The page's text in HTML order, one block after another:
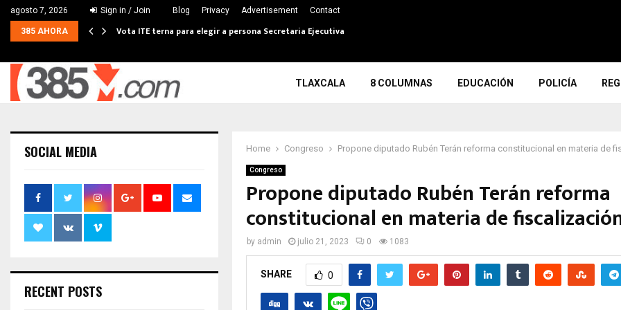
agosto 7, 2026 Sign in / Join Blog Privacy Advertisement Contact
385 AHORA Vota ITE terna para elegir a persona Secretaria Ejecutiva
TLAXCALA 8 COLUMNAS EDUCACIÓN POLICÍA
Home Congreso Propone diputado Rubén Terán reforma constitucional en materia de
Congreso
Propone diputado Rubén Terán reforma
constitucional en materia de
by admin julio 21, 2023 0 1083
SHARE 0
SOCIAL MEDIA
RECENT POSTS